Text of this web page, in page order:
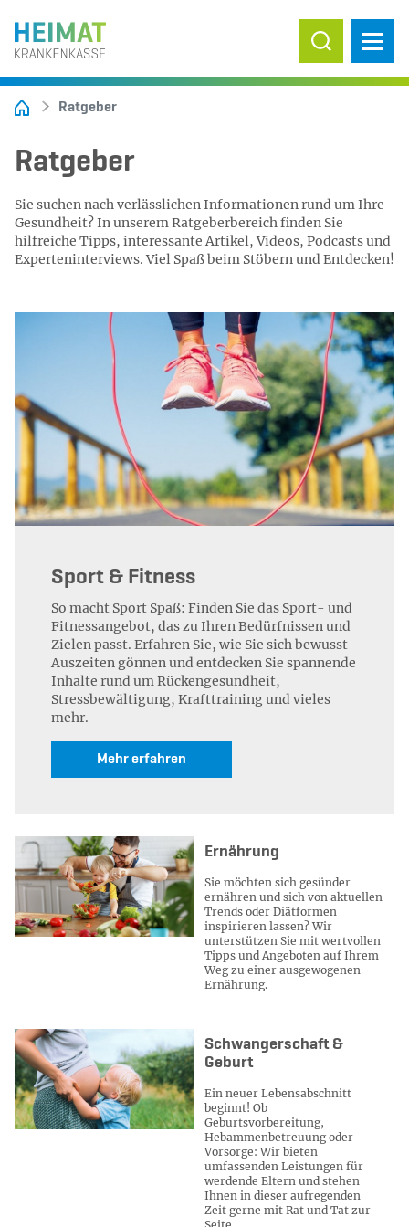
Suche ein-/
Ratgeber
Ratgeber
Sie suchen nach verlässlichen Informationen rund um Ihre
Gesundheit? In unserem Ratgeberbereich finden Sie
hilfreiche Tipps, interessante Artikel, Videos, Podcasts und
Experteninterviews. Viel Spaß beim Stöbern und Entdecken!
Sport & Fitness
So macht Sport Spaß: Finden Sie das Sport- und
Fitnessangebot, das zu Ihren Bedürfnissen und
Zielen passt. Erfahren Sie, wie Sie sich bewusst
Auszeiten gönnen und entdecken Sie spannende
Inhalte rund um Rückengesundheit,
Stressbewältigung, Krafttraining und vieles
mehr.
Mehr erfahren
Kategorie:
Ernährung
Sie möchten sich gesünder
ernähren und sich von aktuellen
Trends oder Diätformen
inspirieren lassen? Wir
unterstützen Sie mit wertvollen
Tipps und Angeboten auf Ihrem
Weg zu einer ausgewogenen
Ernährung.
Kategorie:
Schwangerschaft &
Geburt
Ein neuer Lebensabschnitt
beginnt! Ob
Geburtsvorbereitung,
Hebammenbetreuung oder
Vorsorge: Wir bieten
umfassenden Leistungen für
werdende Eltern und stehen
Ihnen in dieser aufregenden
Zeit gerne mit Rat und Tat zur